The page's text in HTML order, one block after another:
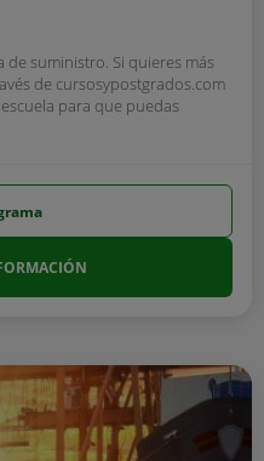
de suministro. Si quieres más
de cursosypostgrados.com
para que puedas